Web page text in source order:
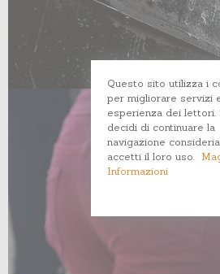
Questo sito utilizza i
per migliorare servizi
esperienza dei lettori.
decidi di continuare la
navigazione
accetti il loro uso.
Informazioni